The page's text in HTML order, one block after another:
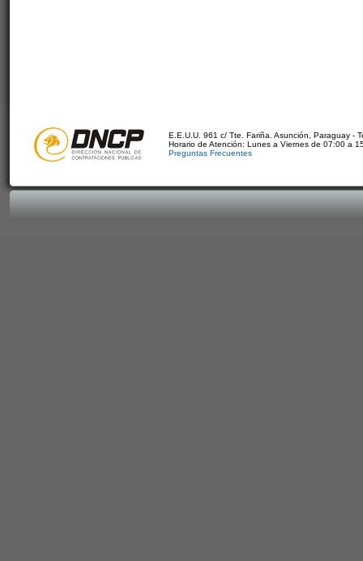
E.E.U.U. 961 c/ Tte. Fariña. Asunción, Paraguay -
Horario de Atención: Lunes a Viernes de 07:00 a
Preguntas Frecuentes